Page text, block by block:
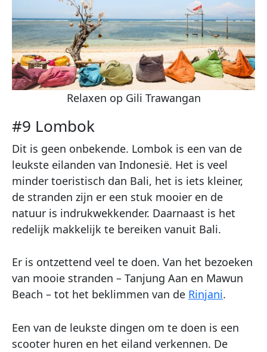
Relaxen op Gili Trawangan
#9 Lombok
Dit is geen onbekende. Lombok is een van de
leukste eilanden van Indonesië. Het is veel
minder toeristisch dan Bali, het is iets kleiner,
de stranden zijn er een stuk mooier en de
natuur is indrukwekkender. Daarnaast is het
redelijk makkelijk te bereiken vanuit Bali.
Er is ontzettend veel te doen. Van het bezoeken
van mooie stranden – Tanjung Aan en Mawun
Beach – tot het beklimmen van de Rinjani.
Een van de leukste dingen om te doen is een
scooter huren en het eiland verkennen. De